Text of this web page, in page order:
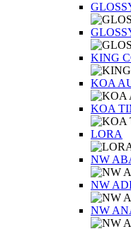
KING
KOA
KOA
LORA
NW
NW
NW